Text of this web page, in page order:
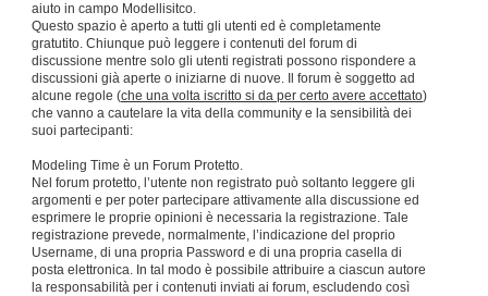
aiuto in campo Modellisitco.
Questo spazio è aperto a tutti gli utenti ed è completamente
gratutito. Chiunque può leggere i contenuti del forum di
discussione mentre solo gli utenti registrati possono rispondere a
discussioni già aperte o iniziarne di nuove. Il forum è soggetto ad
alcune regole (che una volta iscritto si da per certo avere accettato)
che vanno a cautelare la vita della community e la sensibilità dei
suoi partecipanti:
Modeling Time è un Forum Protetto.
Nel forum protetto, l’utente non registrato può soltanto leggere gli
argomenti e per poter partecipare attivamente alla discussione ed
esprimere le proprie opinioni è necessaria la registrazione. Tale
registrazione prevede, normalmente, l’indicazione del proprio
Username, di una propria Password e di una propria casella di
posta elettronica. In tal modo è possibile attribuire a ciascun autore
la responsabilità per i contenuti inviati ai forum, escludendo così